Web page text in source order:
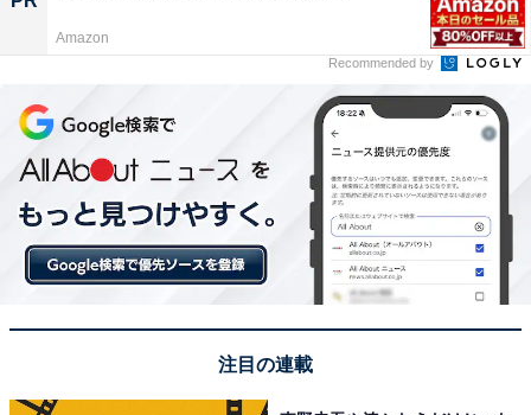
買い取りによるリスクが高い「ホテル付きツア
ー」
航空券だけであれば、代金の支払いは旅行実施後とな
り、チャーターの場合を除き旅行会社にリスクは発生し
ません。しかし、人気リゾート地のホテル等は、ある程
Amazon
Recommended by
注目の連載